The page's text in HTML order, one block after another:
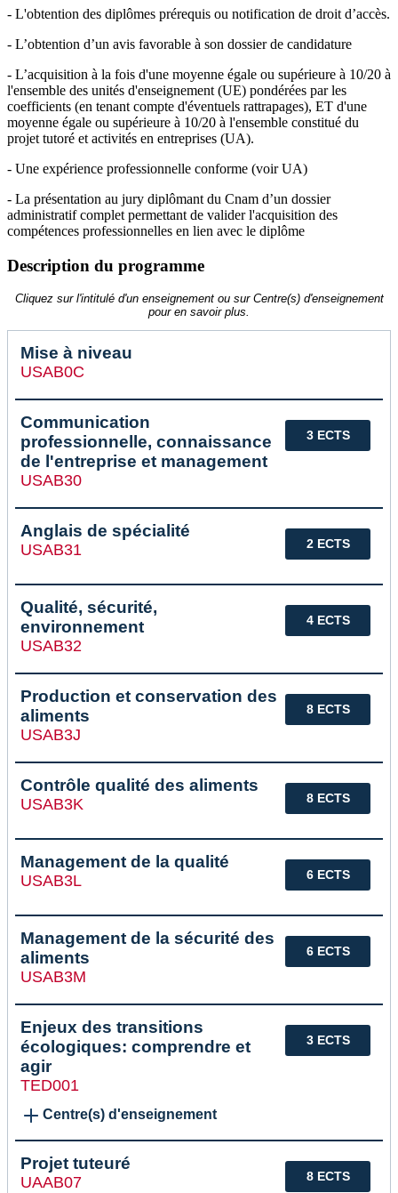
- L'obtention des diplômes prérequis ou notification de droit d’accès.
- L’obtention d’un avis favorable à son dossier de candidature
- L’acquisition à la fois d'une moyenne égale ou supérieure à 10/20 à
l'ensemble des unités d'enseignement (UE) pondérées par les
coefficients (en tenant compte d'éventuels rattrapages), ET d'une
moyenne égale ou supérieure à 10/20 à l'ensemble constitué du
projet tutoré et activités en entreprises (UA).
- Une expérience professionnelle conforme (voir UA)
- La présentation au jury diplômant du Cnam d’un dossier
administratif complet permettant de valider l'acquisition des
compétences professionnelles en lien avec le diplôme
Description du programme
Cliquez sur l'intitulé d'un enseignement ou sur Centre(s) d'enseignement
pour en savoir plus.
Mise à niveau
USAB0C
3 ECTS
Communication
professionnelle, connaissance
de l'entreprise et management
USAB30
2 ECTS
Anglais de spécialité
USAB31
4 ECTS
Qualité, sécurité,
environnement
USAB32
8 ECTS
Production et conservation des
aliments
USAB3J
8 ECTS
Contrôle qualité des aliments
USAB3K
6 ECTS
Management de la qualité
USAB3L
6 ECTS
Management de la sécurité des
aliments
USAB3M
3 ECTS
Enjeux des transitions
écologiques: comprendre et
agir
TED001
Centre(s) d'enseignement
8 ECTS
Projet tuteuré
UAAB07